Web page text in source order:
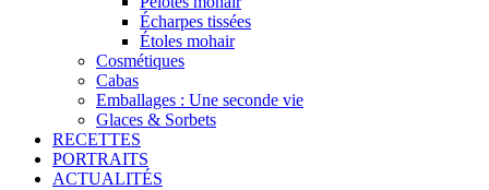
Écharpes tissées
Étoles mohair
Cosmétiques
Cabas
Emballages : Une seconde vie
Glaces & Sorbets
RECETTES
PORTRAITS
ACTUALITÉS